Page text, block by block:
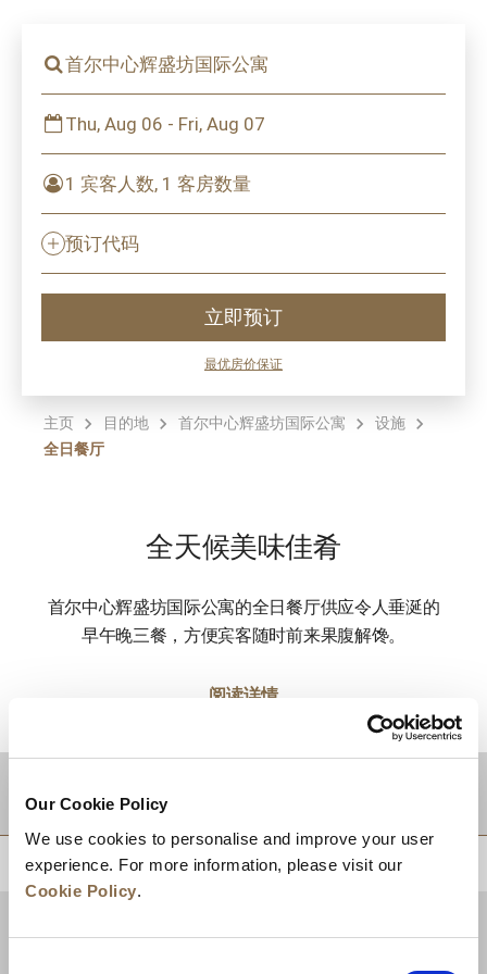
Our Cookie Policy
We use cookies to personalise and improve your user
experience. For more information, please visit our
Cookie Policy.
首尔中心辉盛坊国际公寓
Thu, Aug 06 - Fri, Aug 07
1 宾客人数, 1 客房数量
预订代码
立即预订
最优房价保证
主页 目的地 首尔中心辉盛坊国际公寓
设施
全日餐厅
全天候美味佳肴
首尔中心辉盛坊国际公寓的全日餐厅供应令人垂涎的
早午晚三餐，方便宾客随时前来果腹解馋。
阅读详情
目的地